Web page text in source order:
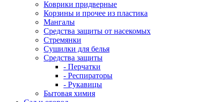
Коврики придверные
Корзины и прочее из пластика
Мангалы
Средства защиты от насекомых
Стремянки
Сушилки для белья
Средства защиты
- Перчатки
- Респираторы
- Рукавицы
Бытовая химия